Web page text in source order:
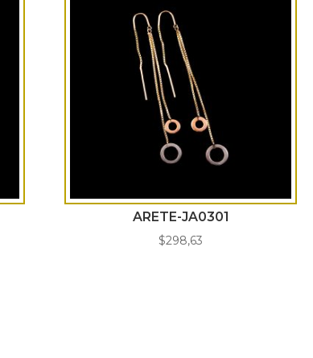
ARETE-JA0301
$298,63